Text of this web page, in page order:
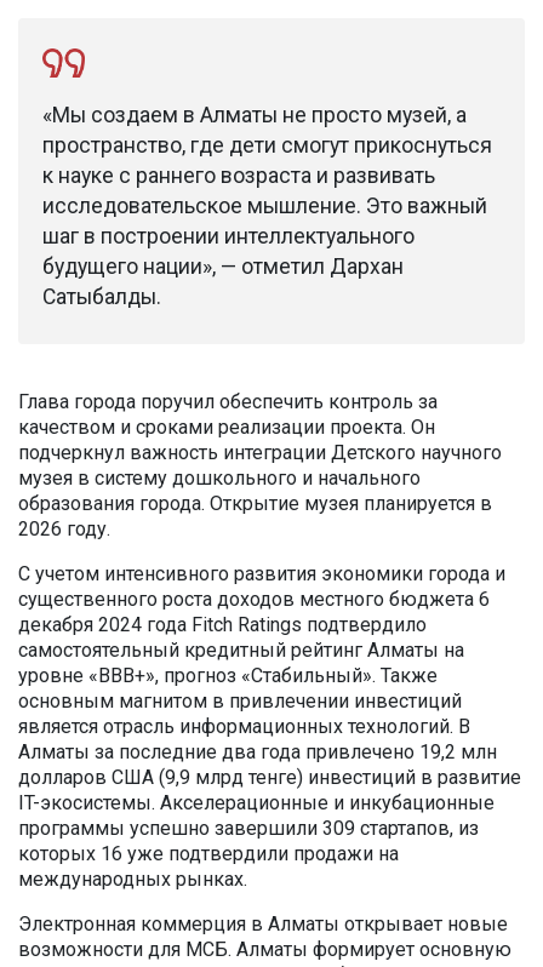
«Мы создаем в Алматы не просто музей, а
пространство, где дети смогут прикоснуться
к науке с раннего возраста и развивать
исследовательское мышление. Это важный
шаг в построении интеллектуального
будущего нации», — отметил Дархан
Сатыбалды.
Глава города поручил обеспечить контроль за
качеством и сроками реализации проекта. Он
подчеркнул важность интеграции Детского научного
музея в систему дошкольного и начального
образования города. Открытие музея планируется в
2026 году.
С учетом интенсивного развития экономики города и
существенного роста доходов местного бюджета 6
декабря 2024 года Fitch Ratings подтвердило
самостоятельный кредитный рейтинг Алматы на
уровне «ВВВ+», прогноз «Стабильный». Также
основным магнитом в привлечении инвестиций
является отрасль информационных технологий. В
Алматы за последние два года привлечено 19,2 млн
долларов США (9,9 млрд тенге) инвестиций в развитие
IT-экосистемы. Акселерационные и инкубационные
программы успешно завершили 309 стартапов, из
которых 16 уже подтвердили продажи на
международных рынках.
Электронная коммерция в Алматы открывает новые
возможности для МСБ. Алматы формирует основную